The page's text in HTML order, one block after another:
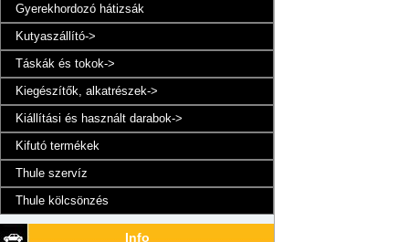
Gyerekhordozó hátizsák
Kutyaszállító->
Táskák és tokok->
Kiegészítők, alkatrészek->
Kiállítási és használt darabok->
Kifutó termékek
Thule szervíz
Thule kölcsönzés
Info